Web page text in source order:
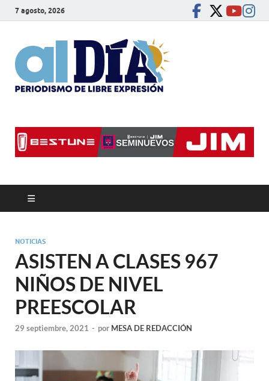
7 agosto, 2026
NOTICIAS
ASISTEN A CLASES 967
NIÑOS DE NIVEL
PREESCOLAR
29 septiembre, 2021 - por MESA DE REDACCIÓN